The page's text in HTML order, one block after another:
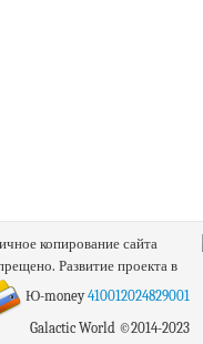
копирование сайта
Развитие проекта в
Ю-money410012024829001
Galactic World ©2014-2023